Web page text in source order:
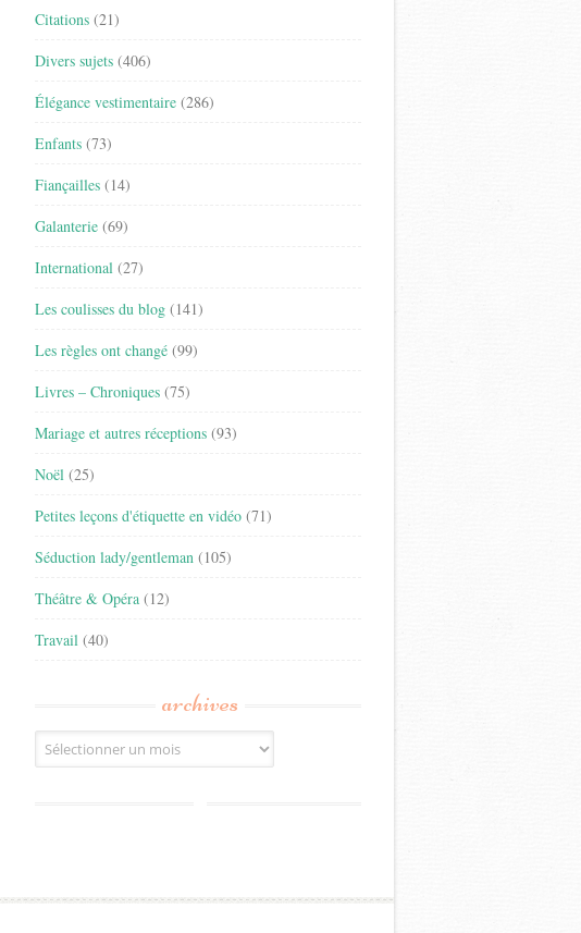
Citations (21)
Divers sujets (406)
Élégance vestimentaire (286)
Enfants (73)
Fiançailles (14)
Galanterie (69)
International (27)
Les coulisses du blog (141)
Les règles ont changé (99)
Livres – Chroniques (75)
Mariage et autres réceptions (93)
Noël (25)
Petites leçons d'étiquette en vidéo (71)
Séduction lady/gentleman (105)
Théâtre & Opéra (12)
Travail (40)
archives
Archives